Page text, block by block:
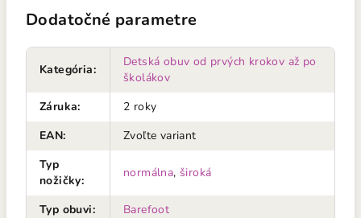
Dodatočné parametre
Kategória:
Detská obuv od prvých krokov až po
školákov
Záruka:
2 roky
EAN:
Zvoľte variant
Typ
nožičky:
normálna, široká
Typ obuvi:
Barefoot